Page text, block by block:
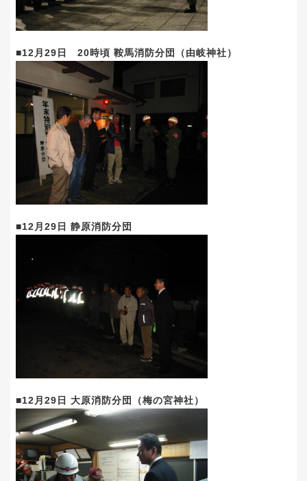
■12月29日 20時頃 鞍馬消防分団（由岐神社）
■12月29日 静原消防分団
■12月29日 大原消防分団（梅の宮神社）